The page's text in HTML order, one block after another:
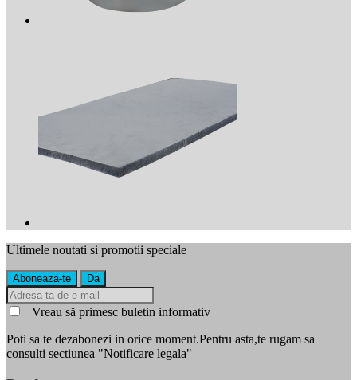
Ultimele noutati si promotii speciale
Vreau să primesc buletin informativ
Poti sa te dezabonezi in orice moment.Pentru asta,te rugam sa
consulti sectiunea "Notificare legala"